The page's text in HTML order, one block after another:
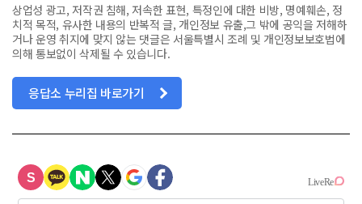
상업성 광고, 저작권 침해, 저속한 표현, 특정인에 대한 비방, 명예훼손, 정
치적 목적, 유사한 내용의 반복적 글, 개인정보 유출,그 밖에 공익을 저해하
거나 운영 취지에 맞지 않는 댓글은 서울특별시 조례 및 개인정보보호법에
의해 통보없이 삭제될 수 있습니다.
응답소 누리집 바로가기